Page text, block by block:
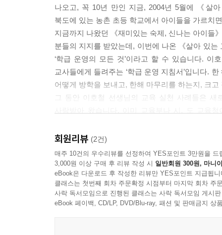
나오고, 꼭 10년 만인 지금, 2004년 5월에 《살
북도에 있는 농촌 초등 학교에서 아이들을 가르치
지금까지 나왔던 《재미있는 숙제, 신나는 아이들
분들의 지지를 받았는데, 이번에 나온 《살아 있
‘학급 운영의 모든 것’이라고 할 수 있습니다.
교사들에게 들려주는 ‘학급 운영 지침서’입니다.
어떻게 방학을 보내고, 한해 마무리를 하는지, 크
그 동안 이호철 선생님의 교육 실천 사례들은
교육’에 관심이 있는 선생님이나 학부모들, 교육
이호철 선생이 낸 책들은 우리 나라 초등 교육 역
나온 가장 뛰어난 교육 성과라는 것이 초등 교육
그림 잘 그리는 아이가 서너 명, 노래 잘 부르는
쓰고, 그림도 잘 그리고, 노래도 잘 한다면? 그런
회원리뷰 (2건)
매주 10건의 우수리뷰를 선정하여 YES포인트 3만원을 드
3,000원 이상 구매 후 리뷰 작성 시 일반회원 300원, 마니
eBook은 다운로드 후 작성한 리뷰만 YES포인트 지급됩니
클래스는 첫번째 회차 주문확정 시점부터 마지막 회차 주
사락 독서모임으로 진행된 클래스는 사락 독서모임 게시
eBook 페이백, CD/LP, DVD/Blu-ray, 패션 및 판매금지 상